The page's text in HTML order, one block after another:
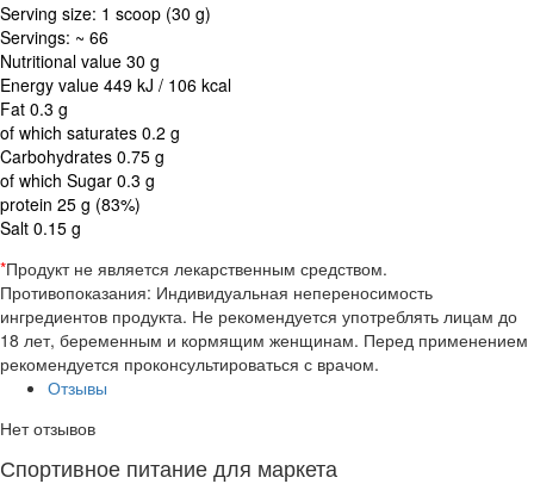
Serving size: 1 scoop (30 g)
Servings: ~ 66
Nutritional value 30 g
Energy value 449 kJ / 106 kcal
Fat 0.3 g
of which saturates 0.2 g
Carbohydrates 0.75 g
of which Sugar 0.3 g
protein 25 g (83%)
Salt 0.15 g
*Продукт не является лекарственным средством.
Противопоказания: Индивидуальная непереносимость
ингредиентов продукта. Не рекомендуется употреблять лицам до
18 лет, беременным и кормящим женщинам. Перед применением
рекомендуется проконсультироваться с врачом.
Отзывы
Нет отзывов
Спортивное питание для маркета